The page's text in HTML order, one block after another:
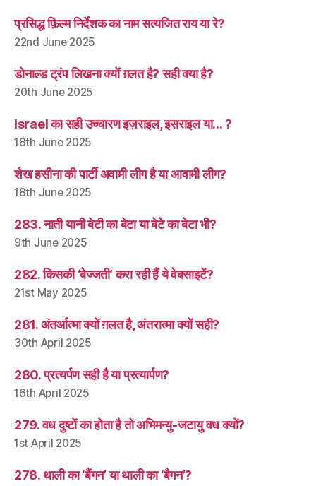
प्रसिद्ध फ़िल्म निर्देशक का नाम सत्यजित राय या रे?
22nd June 2025
डोनाल्ड ट्रंप लिखना क्यों ग़लत है? सही क्या है?
20th June 2025
Israel का सही उच्चारण इज़राइल, इसराइल या… ?
18th June 2025
शेख हसीना की पार्टी अवामी लीग है या आवामी लीग?
18th June 2025
283. नाती यानी बेटी का बेटा या बेटे का बेटा भी?
9th June 2025
282. किसकी ‘बेज्जती’ करा रही हैं ये वेबसाइटें?
21st May 2025
281. अंतर्आत्मा क्यों ग़लत है, अंतरात्मा क्यों सही?
30th April 2025
280. प्रत्यर्पण सही है या प्रत्यार्पण?
16th April 2025
279. वध दुष्टों का होता है तो अभिमन्यु-जटायु वध क्यों?
1st April 2025
278. थाली का ‘बैंगन’ या थाली का ‘बैगन’?